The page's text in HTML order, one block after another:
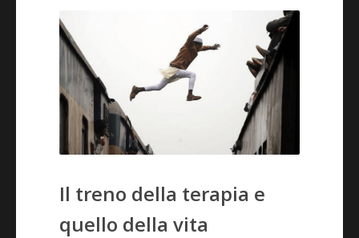
Il treno della terapia e
quello della vita